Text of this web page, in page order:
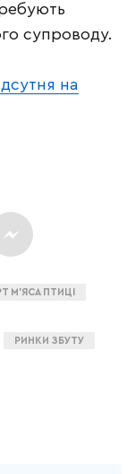
супроводу.
на
М’ЯСА ПТИЦІ
РИНКИ ЗБУТУ